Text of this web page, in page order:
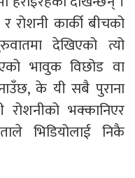
रोशनी कार्की बीचको
देखिएको त्यो
भावुक विछोड वा
के यी सबै पुराना
रोशनीको भक्कानिएर
भिडियोलाई निकै